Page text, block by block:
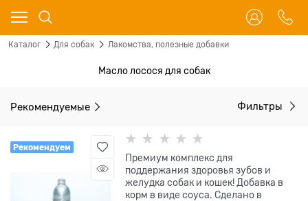
Каталог Для собак Лакомства, полезные добавки
Масло лосося для собак
Рекомендуемые Фильтры
Рекомендуем
Премиум комплекс для
поддержания здоровья зубов и
желудка собак и кошек! Добавка в
корм в виде соуса. Сделано в